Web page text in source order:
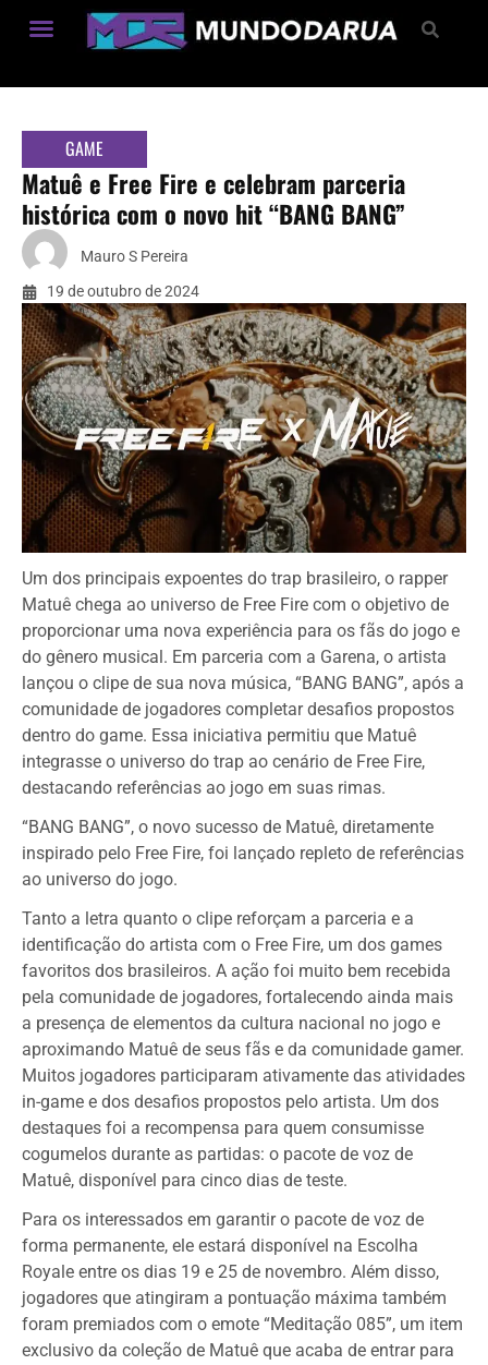
GAME
Matuê e Free Fire e celebram parceria
histórica com o novo hit “BANG BANG”
Mauro S Pereira
19 de outubro de 2024
Um dos principais expoentes do trap brasileiro, o rapper
Matuê chega ao universo de Free Fire com o objetivo de
proporcionar uma nova experiência para os fãs do jogo e
do gênero musical. Em parceria com a Garena, o artista
lançou o clipe de sua nova música, “BANG BANG”, após a
comunidade de jogadores completar desafios propostos
dentro do game. Essa iniciativa permitiu que Matuê
integrasse o universo do trap ao cenário de Free Fire,
destacando referências ao jogo em suas rimas.
“BANG BANG”, o novo sucesso de Matuê, diretamente
inspirado pelo Free Fire, foi lançado repleto de referências
ao universo do jogo.
Tanto a letra quanto o clipe reforçam a parceria e a
identificação do artista com o Free Fire, um dos games
favoritos dos brasileiros. A ação foi muito bem recebida
pela comunidade de jogadores, fortalecendo ainda mais
a presença de elementos da cultura nacional no jogo e
aproximando Matuê de seus fãs e da comunidade gamer.
Muitos jogadores participaram ativamente das atividades
in-game e dos desafios propostos pelo artista. Um dos
destaques foi a recompensa para quem consumisse
cogumelos durante as partidas: o pacote de voz de
Matuê, disponível para cinco dias de teste.
Para os interessados em garantir o pacote de voz de
forma permanente, ele estará disponível na Escolha
Royale entre os dias 19 e 25 de novembro. Além disso,
jogadores que atingiram a pontuação máxima também
foram premiados com o emote “Meditação 085”, um item
exclusivo da coleção de Matuê que acaba de entrar para